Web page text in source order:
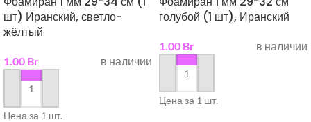
шт) Иранский, светло-
жёлтый
1.00 Br в наличии
в корзину
Цена за 1 шт.
голубой (1 шт), Иранский
1.00 Br в наличии
в корзину
Цена за 1 шт.